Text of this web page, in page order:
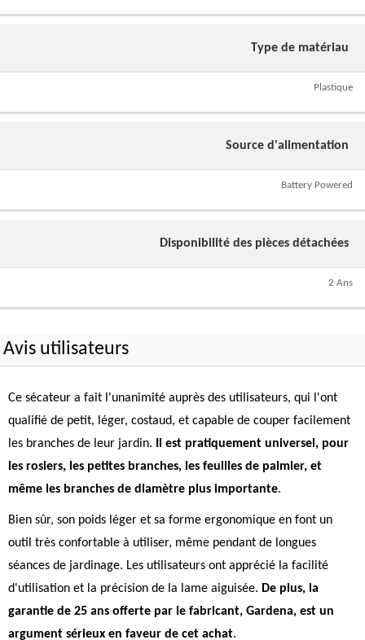
Type de matériau
Plastique
Source d'alimentation
Battery Powered
Disponibilité des pièces détachées
2 Ans
Avis utilisateurs
Ce sécateur a fait l'unanimité auprès des utilisateurs, qui l'ont
qualifié de petit, léger, costaud, et capable de couper facilement
les branches de leur jardin.
Il est pratiquement universel, pour
les rosiers, les petites branches, les feuilles de palmier, et
même les branches de diamètre plus importante.
Bien sûr, son poids léger et sa forme ergonomique en font un
outil très confortable à utiliser, même pendant de longues
séances de jardinage. Les utilisateurs ont apprécié la facilité
d'utilisation et la précision de la lame aiguisée. De plus, la
garantie de 25 ans offerte par le fabricant, Gardena, est un
argument sérieux en faveur de cet achat.